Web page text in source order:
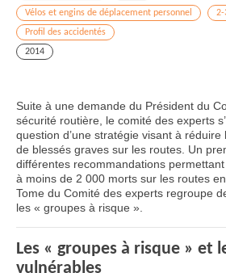
Vélos et engins de déplacement personnel
2-
Profil des accidentés
2014
Suite à une demande du Président du
sécurité routière, le comité des experts
question d’une stratégie visant à
de blessés graves sur les routes. Un
différentes recommandations
à moins de 2 000 morts sur les routes
Tome du Comité des experts regroupe
les « groupes à risque ».
Les « groupes à risque » et
vulnérables